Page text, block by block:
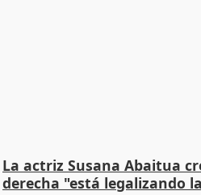
La actriz Susana Abaitua
derecha "está legalizando